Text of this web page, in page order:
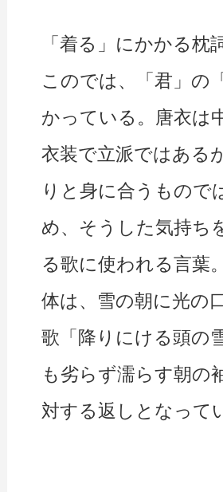
「着る」にかかる枕
このでは、「君」の
かっている。唐衣は
衣装で立派ではある
りと身に合うもので
め、そうした気持ち
る歌に使われる言葉
体は、雪の朝に光の
歌「降りにける頭の
も劣らず濡らす朝の
対する返しとなって